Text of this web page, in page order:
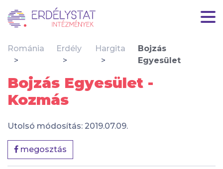
Románia Erdély Hargita
Bojzás
Egyesület
Bojzás Egyesület -
Kozmás
Utolsó módosítás: 2019.07.09.
megosztás